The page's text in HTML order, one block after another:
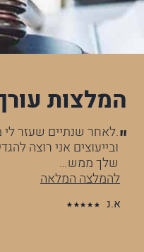
המלצות
.לאחר שנתיים שעזר לי
ובייעוצים אני רוצה
שלך ממש…
להמלצה המלאה
א.נ